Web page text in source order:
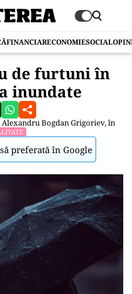
FINANCIARECONOMIESOCIAL
de furtuni în
inundate
Alexandru Bogdan Grigoriev, în
preferată în Google